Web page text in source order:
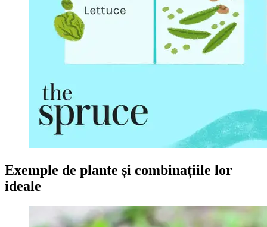
Exemple de plante și combinațiile lor
ideale